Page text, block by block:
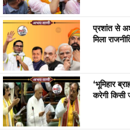
प्रशांत से
मिला
‘भूमिहार
करेगी किसी